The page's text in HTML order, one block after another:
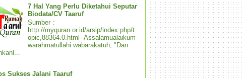
7 Hal Yang Perlu Diketahui Seputar
Biodata/CV Taaruf
Sumber :
http://myquran.or.id/arsip/index.php/t
opic,88364.0.html Assalamualaikum
warahmatullahi wabarakatuh, "Dan
Sukses Jalani Taaruf